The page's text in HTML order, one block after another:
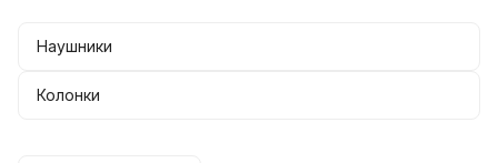
Наушники
Колонки